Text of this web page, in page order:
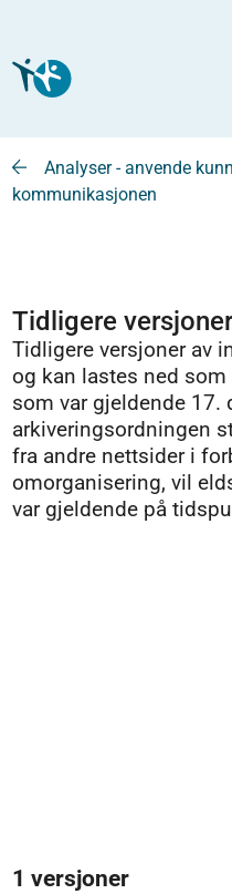
Analyser - anvende
kommunikasjonen
Tidligere
Tidligere versjoner av
og kan lastes ned som
som var gjeldende 17.
arkiveringsordningen
fra andre nettsider i
omorganisering, vil
var gjeldende på
1 versjoner